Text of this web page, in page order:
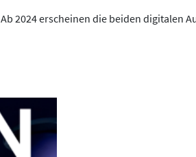
Ab 2024 erscheinen die beiden digitalen